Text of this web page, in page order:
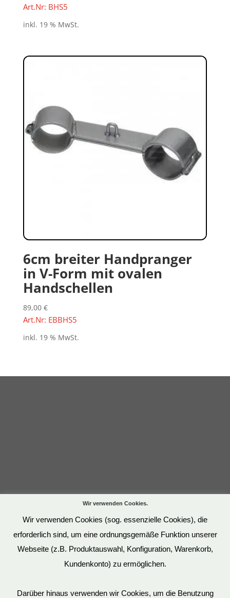
Art.Nr: BHS5
inkl. 19 % MwSt.
6cm breiter Handpranger
in V-Form mit ovalen
Handschellen
89,00 €
Art.Nr: EBBHS5
inkl. 19 % MwSt.
Wir verwenden Cookies.
Wir verwenden Cookies (sog. essenzielle Cookies), die
erforderlich sind, um eine ordnungsgemäße Funktion unserer
Webseite (z.B. Produktauswahl, Konfiguration, Warenkorb,
Kundenkonto) zu ermöglichen.
Darüber hinaus verwenden wir Cookies, um die Benutzung